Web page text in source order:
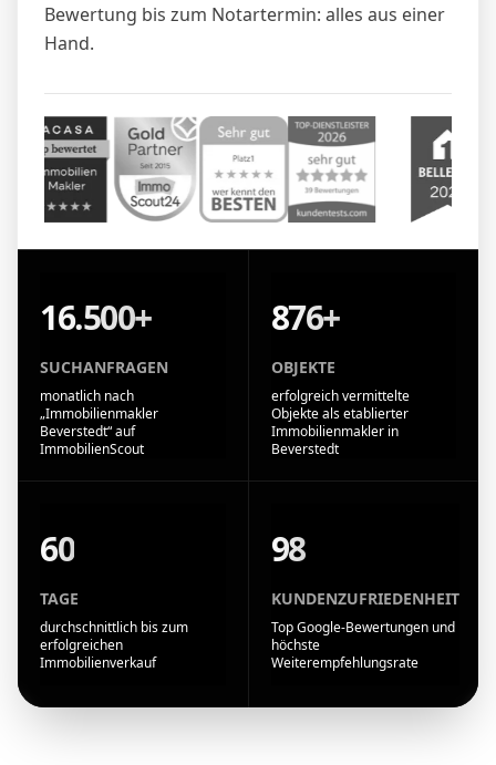
Bewertung bis zum Notartermin: alles aus einer
Hand.
16.500+
SUCHANFRAGEN
monatlich nach
„Immobilienmakler
Beverstedt“ auf
ImmobilienScout
876+
OBJEKTE
erfolgreich vermittelte
Objekte als etablierter
Immobilienmakler in
Beverstedt
60
TAGE
durchschnittlich bis zum
erfolgreichen
Immobilienverkauf
98
KUNDENZUFRIEDENHEIT
Top Google-Bewertungen und
höchste
Weiterempfehlungsrate